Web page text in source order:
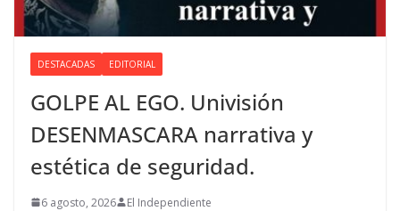
DESTACADAS EDITORIAL
GOLPE AL EGO. Univisión
DESENMASCARA narrativa y
estética de seguridad.
6 agosto, 2026 El Independiente